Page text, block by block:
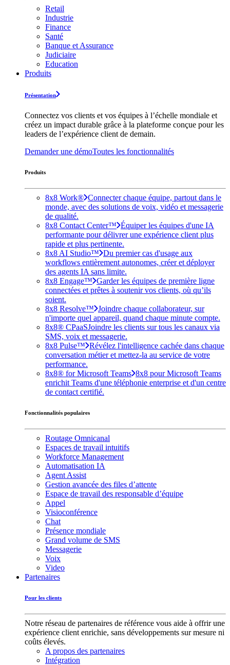
Retail
Industrie
Finance
Santé
Banque et Assurance
Judiciaire
Education
Produits
Présentation
Connectez vos clients et vos équipes à l’échelle mondiale et
créez un impact durable grâce à la plateforme conçue pour les
leaders de l’expérience client de demain.
Demander une démoToutes les fonctionnalités
Produits
8x8 Work® Connecter chaque équipe, partout dans le
monde, avec des solutions de voix, vidéo et messagerie
de qualité.
8x8 Contact Center™ Équiper les équipes d'une IA
performante pour délivrer une expérience client plus
rapide et plus pertinente.
8x8 AI Studio™ Du premier cas d'usage aux
workflows entièrement autonomes, créer et déployer
des agents IA sans limite.
8x8 Engage™ Garder les équipes de première ligne
connectées et prêtes à soutenir vos clients, où qu’ils
soient.
8x8 Resolve™ Joindre chaque collaborateur, sur
n'importe quel appareil, quand chaque minute compte.
8x8® CPaaSJoindre les clients sur tous les canaux via
SMS, voix et messagerie.
8x8 Pulse™ Révélez l'intelligence cachée dans chaque
conversation métier et mettez-la au service de votre
performance.
8x8® for Microsoft Teams 8x8 pour Microsoft Teams
enrichit Teams d'une téléphonie enterprise et d'un centre
de contact certifié.
Fonctionnalités populaires
Routage Omnicanal
Espaces de travail intuitifs
Workforce Management
Automatisation IA
Agent Assist
Gestion avancée des files d’attente
Espace de travail des responsable d’équipe
Appel
Visioconférence
Chat
Présence mondiale
Grand volume de SMS
Messagerie
Voix
Video
Partenaires
Pour les clients
Notre réseau de partenaires de référence vous aide à offrir une
expérience client enrichie, sans développements sur mesure ni
coûts élevés.
A propos des partenaires
Intégration